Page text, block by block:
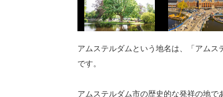
アムステルダムという地名は、「アム
です。
アムステルダム市の歴史的な発祥の地で